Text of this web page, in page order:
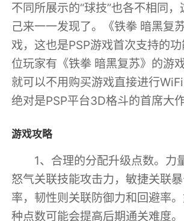
不同所展示的“球技”也各不相同
己来一一发现了。《铁拳 暗黑复
戏，这也是PSP游戏首次支持的
位玩家有《铁拳 暗黑复苏》的游
就可以不用购买游戏直接进行
绝对是PSP平台3D格斗的首席大
游戏攻略
1、合理的分配升级点数。力
怒气关联技能攻击力，敏捷关联
率，韧性则关联防御力和回避率
种点数可能会提高后期通关难度。